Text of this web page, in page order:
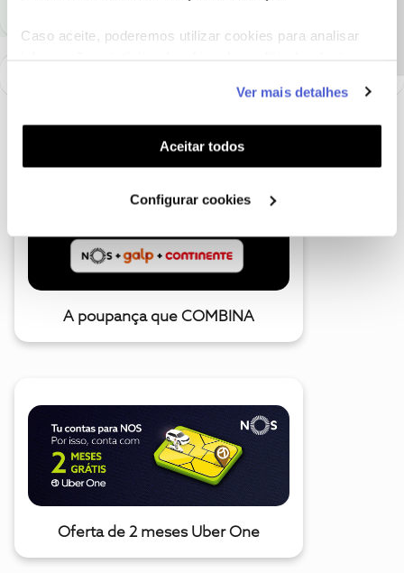
Caso aceite, poderemos utilizar cookies para analisar
funcionalidades (cookies de personalização e
funcionalidade) e adaptar anúncios aos seus interesses
(cookies de publicidade personalizada). Pode gerir a
utilização dos cookies clicando em "Configurar
Ver mais detalhes
Aceitar todos
Configurar cookies
A poupança que COMBINA
Oferta de 2 meses Uber One